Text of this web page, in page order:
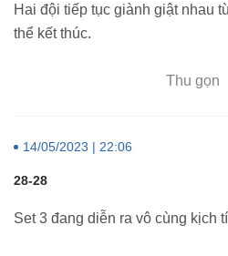
Hai đội tiếp tục giành giật nhau
thể kết thúc.
Thu gọn
14/05/2023 | 22:06
28-28
Set 3 đang diễn ra vô cùng kịch